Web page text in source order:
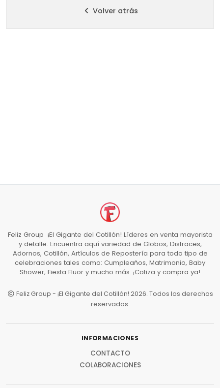
Volver atrás
Feliz Group ¡El Gigante del Cotillón! Líderes en venta mayorista
y detalle. Encuentra aquí variedad de Globos, Disfraces,
Adornos, Cotillón, Artículos de Repostería para todo tipo de
celebraciones tales como: Cumpleaños, Matrimonio, Baby
Shower, Fiesta Fluor y mucho más. ¡Cotiza y compra ya!
Feliz Group - ¡El Gigante del Cotillón! 2026. Todos los derechos
reservados.
INFORMACIONES
CONTACTO
COLABORACIONES